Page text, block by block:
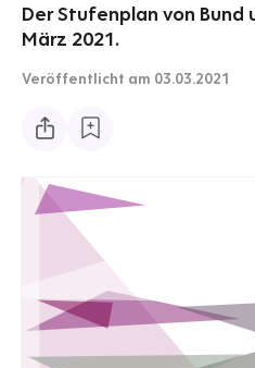
Der Stufenplan von Bund
März 2021.
Veröffentlicht am 03.03.2021